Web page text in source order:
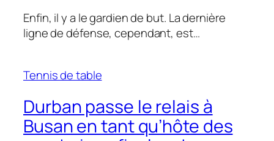
Enfin, il y a le gardien de but. La dernière
ligne de défense, cependant, est…
Tennis de table
Durban passe le relais à
Busan en tant qu’hôte des